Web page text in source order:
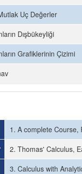
Uç Değerler
Dışbükeyliği
Grafiklerinin Çizimi
1. A complete Course,
2. Thomas' Calculus,
3. Calculus with